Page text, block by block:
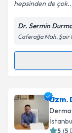
Kişisel
Metni
hepsinden de
Dr. Sermin
Caferağa Mah. Şair
Randevu
Dr.
oluşturun.
takvim
Uzm.
5 (5